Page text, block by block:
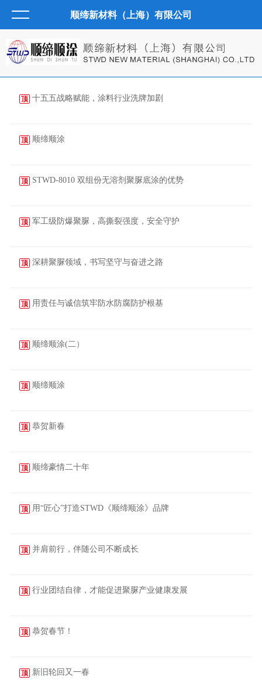
顺缔新材料（上海）有限公司
顶 十五五战略赋能，涂料行业洗牌加剧
顶 顺缔顺涂
顶 STWD‑8010 双组份无溶剂聚脲底涂的优势
顶 军工级防爆聚脲，高撕裂强度，安全守护
顶 深耕聚脲领域，书写坚守与奋进之路
顶 用责任与诚信筑牢防水防腐防护根基
顶 顺缔顺涂(二）
顶 顺缔顺涂
顶 恭贺新春
顶 顺缔豪情二十年
顶 用“匠心”打造STWD《顺缔顺涂》品牌
顶 并肩前行，伴随公司不断成长
顶 行业团结自律，才能促进聚脲产业健康发展
顶 恭贺春节！
顶 新旧轮回又一春